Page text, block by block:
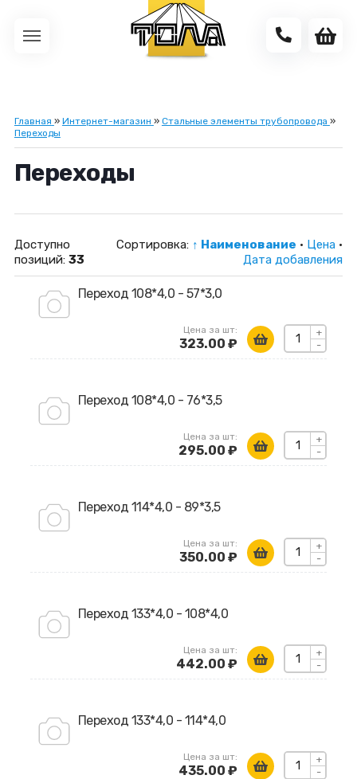
Главная » Интернет-магазин » Стальные элементы трубопровода »
Переходы
Переходы
Доступно
позиций: 33
Сортировка: ↑ Наименование · Цена·
Дата добавления
Переход 108*4,0 - 57*3,0
+
-
Цена за шт:
323.00 ₽
Переход 108*4,0 - 76*3,5
+
-
Цена за шт:
295.00 ₽
Переход 114*4,0 - 89*3,5
+
-
Цена за шт:
350.00 ₽
Переход 133*4,0 - 108*4,0
+
-
Цена за шт:
442.00 ₽
Переход 133*4,0 - 114*4,0
+
-
Цена за шт:
435.00 ₽